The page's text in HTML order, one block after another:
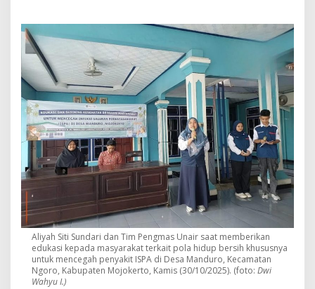
r
K
i
n
T
a
k
T
a
k
u
I
S
P
A
,
K
Aliyah Siti Sundari dan Tim Pengmas Unair saat memberikan
edukasi kepada masyarakat terkait pola hidup bersih khususnya
untuk mencegah penyakit ISPA di Desa Manduro, Kecamatan
Ngoro, Kabupaten Mojokerto, Kamis (30/10/2025). (foto: Dwi
Wahyu I.)